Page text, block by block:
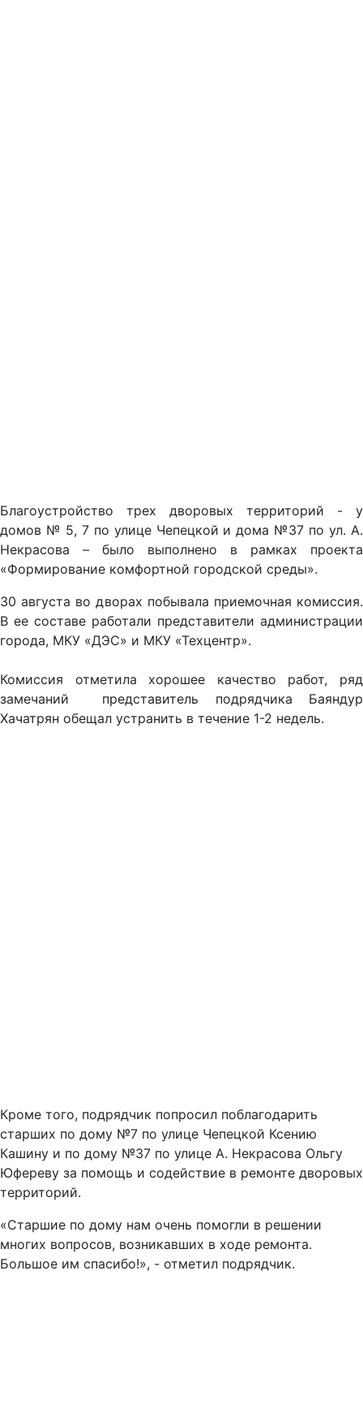
Благоустройство трех дворовых территорий - у
домов № 5, 7 по улице Чепецкой и дома №37 по ул. А.
Некрасова – было выполнено в рамках проекта
«Формирование комфортной городской среды».
30 августа во дворах побывала приемочная комиссия.
В ее составе работали представители администрации
города, МКУ «ДЭС» и МКУ «Техцентр».
Комиссия отметила хорошее качество работ, ряд
замечаний представитель подрядчика Баяндур
Хачатрян обещал устранить в течение 1-2 недель.
Кроме того, подрядчик попросил поблагодарить
старших по дому №7 по улице Чепецкой Ксению
Кашину и по дому №37 по улице А. Некрасова Ольгу
Юфереву за помощь и содействие в ремонте дворовых
территорий.
«Старшие по дому нам очень помогли в решении
многих вопросов, возникавших в ходе ремонта.
Большое им спасибо!», - отметил подрядчик.